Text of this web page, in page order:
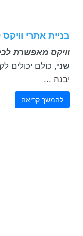
בניית אתרי
וויקס מאפשרת
שני, כולם יכולים
יבנה ...
להמשך קריאה